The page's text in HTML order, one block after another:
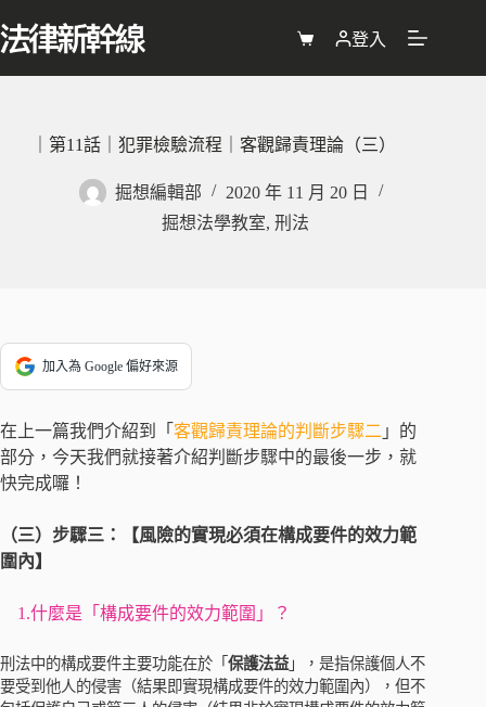
至
購
物
登入
｜第11話｜犯罪檢驗流程｜客觀歸責理論（三）
掘想編輯部
2020 年 11 月 20 日
掘想法學教室,刑法
加入為 Google 偏好來源
在上一篇我們介紹到「 客觀歸責理論的判斷步驟二 」的
部分，今天我們就接著介紹判斷步驟中的最後一步，就
快完成囉！
（三）步驟三：【風險的實現必須在構成要件的效力範
圍內】
1.什麼是「構成要件的效力範圍」？
刑法中的構成要件主要功能在於「保護法益 」，是指保護個人不
要受到他人的侵害（結果即實現構成要件的效力範圍內），但不